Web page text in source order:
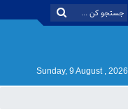
Sunday, 9 August , 2026